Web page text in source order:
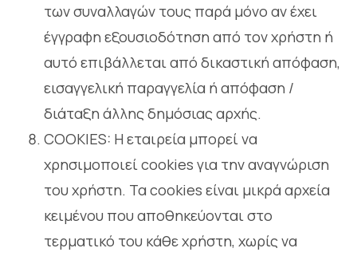
των συναλλαγών τους παρά μόνο αν έχει
έγγραφη εξουσιοδότηση από τον χρήστη ή
αυτό επιβάλλεται από δικαστική απόφαση,
εισαγγελική παραγγελία ή απόφαση /
διάταξη άλλης δημόσιας αρχής.
COOKIES: Η εταιρεία μπορεί να
χρησιμοποιεί cookies για την αναγνώριση
του χρήστη. Τα cookies είναι μικρά αρχεία
κειμένου που αποθηκεύονται στο
τερματικό του κάθε χρήστη, χωρίς να